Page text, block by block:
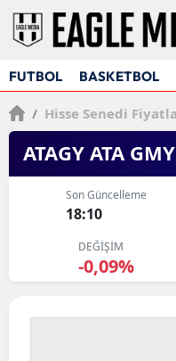
FUTBOL BASKETBOL
/ Hisse Senedi
ATAGY ATA
Son Güncelleme
18:10
DEĞİŞİM
-0,09%